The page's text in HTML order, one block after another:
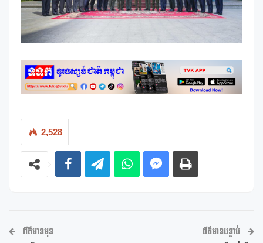
2,528
ព័ត៌មានមុន ព័ត៌មានបន្ទាប់